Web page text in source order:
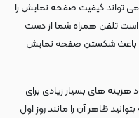
تواند کیفیت صفحه نمایش را
تلفن همراه شما از دست
و باعث شکستن صفحه نمایش
های بسیار زیادی برای
ظاهر آن را مانند روز اول